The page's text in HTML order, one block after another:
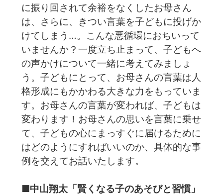
に振り回されて余裕をなくしたお母さん
は、さらに、きつい言葉を子どもに投げか
けてしまう…。こんな悪循環におちいって
いませんか？一度立ち止まって、子どもへ
の声かけについて一緒に考えてみましょ
う。子どもにとって、お母さんの言葉は人
格形成にもかかわる大きな力をもっていま
す。お母さんの言葉が変われば、子どもは
変わります！お母さんの思いを言葉に乗せ
て、子どもの心にまっすぐに届けるために
はどのようにすればいいのか、具体的な事
例を交えてお話いたします。
■中山翔太「賢くなる子のあそびと習慣」